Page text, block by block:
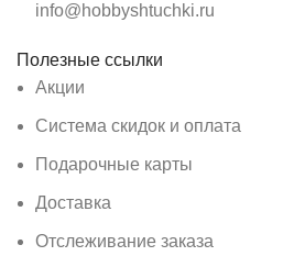
info@hobbyshtuchki.ru
Полезные ссылки
Акции
Система скидок и оплата
Подарочные карты
Доставка
Отслеживание заказа